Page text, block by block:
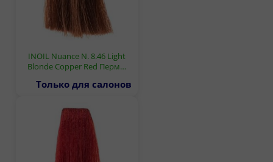
INOIL Nuance N. 8.46 Light
Blonde Copper Red Перм…
Только для салонов